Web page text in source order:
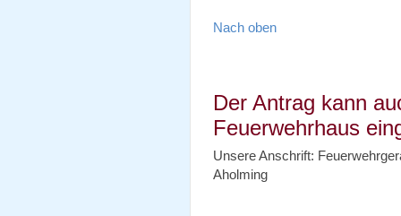
Nach oben
Der Antrag kann
Feuerwehrhaus
Unsere Anschrift:
Aholming